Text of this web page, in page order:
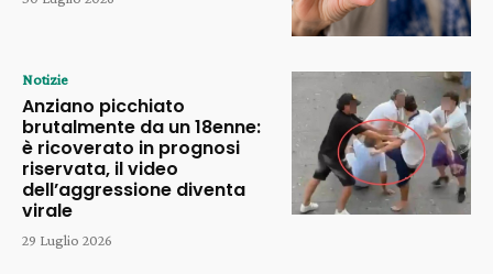
Notizie
Anziano picchiato
brutalmente da un 18enne:
è ricoverato in prognosi
riservata, il video
dell’aggressione diventa
virale
29 Luglio 2026